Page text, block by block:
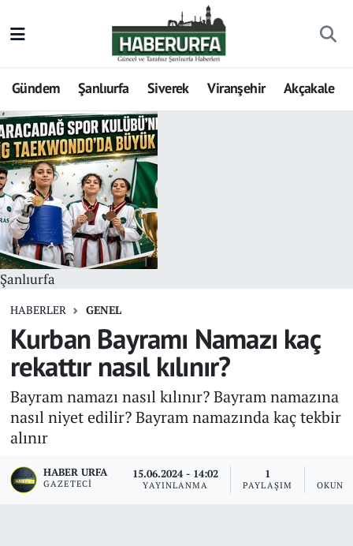
Gündem Şanlıurfa Siverek Viranşehir Akçakale
Şanlıurfa
HABERLER GENEL
Kurban Bayramı Namazı kaç
rekattır nasıl kılınır?
Bayram namazı nasıl kılınır? Bayram namazına
nasıl niyet edilir? Bayram namazında kaç tekbir
alınır
HABER URFA
GAZETECI
15.06.2024 - 14:02
YAYINLANMA
1
PAYLAŞIM